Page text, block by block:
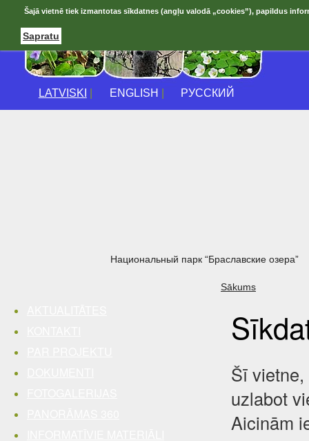
LATVISKI ENGLISH РУССКИЙ
Национальный парк “Браславские озера”
Sākums
Šī
uzlabot
Aicinām
Šajā vietnē tiek izmantotas sīkdatnes (angļu valodā „cookies”), papildus
Sapratu